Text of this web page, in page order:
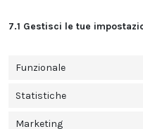
7.1 Gestisci le tue
Funzionale
Statistiche
Marketing